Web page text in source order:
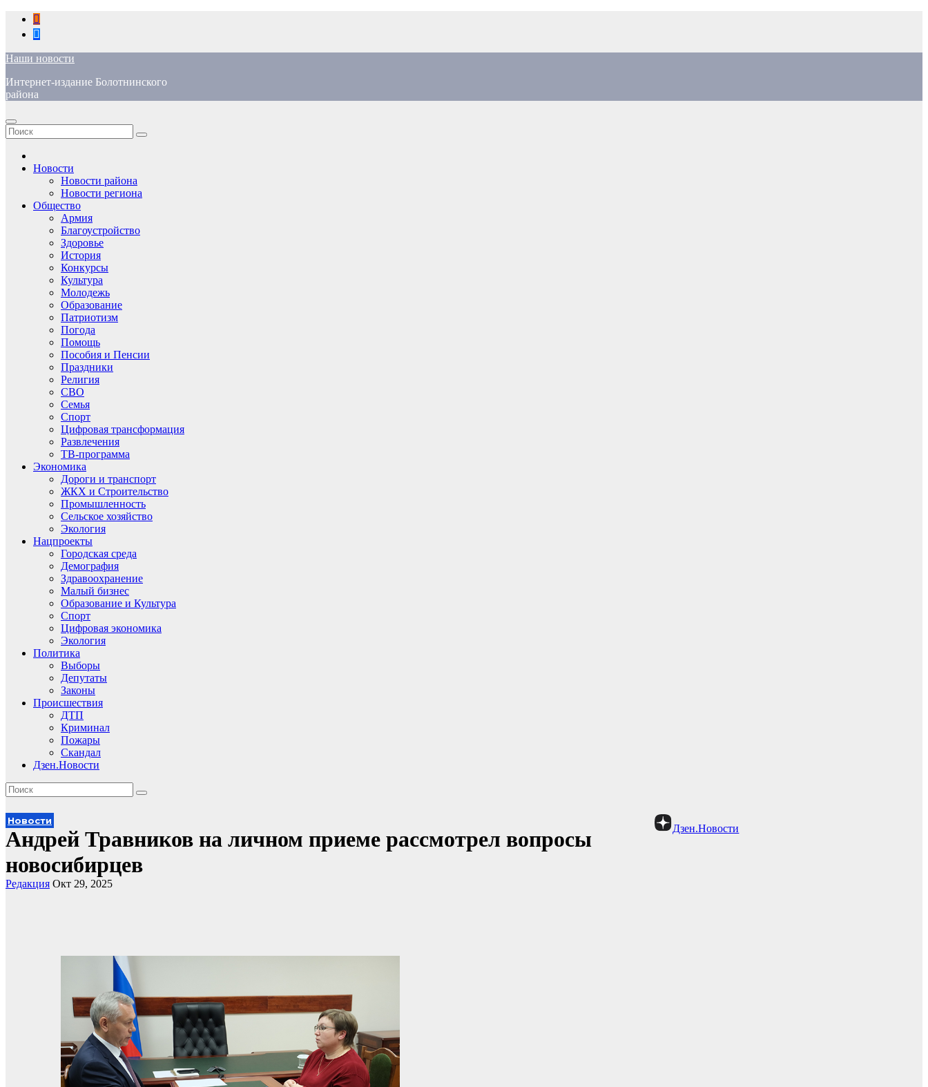
Перейти
содержимому
Наши новости
Интернет-издание Болотнинского
района
Новости
Новости района
Новости региона
Общество
Армия
Благоустройство
Здоровье
История
Конкурсы
Культура
Молодежь
Образование
Патриотизм
Погода
Помощь
Пособия и Пенсии
Праздники
Религия
СВО
Семья
Спорт
Цифровая трансформация
Развлечения
ТВ-программа
Экономика
Дороги и транспорт
ЖКХ и Строительство
Промышленность
Сельское хозяйство
Экология
Нацпроекты
Городская среда
Демография
Здравоохранение
Малый бизнес
Образование и Культура
Спорт
Цифровая экономика
Экология
Политика
Выборы
Депутаты
Законы
Происшествия
ДТП
Криминал
Пожары
Скандал
Дзен.Новости
Дзен.Новости
Новости
Андрей Травников на личном приеме рассмотрел вопросы
новосибирцев
Редакция Окт 29, 2025